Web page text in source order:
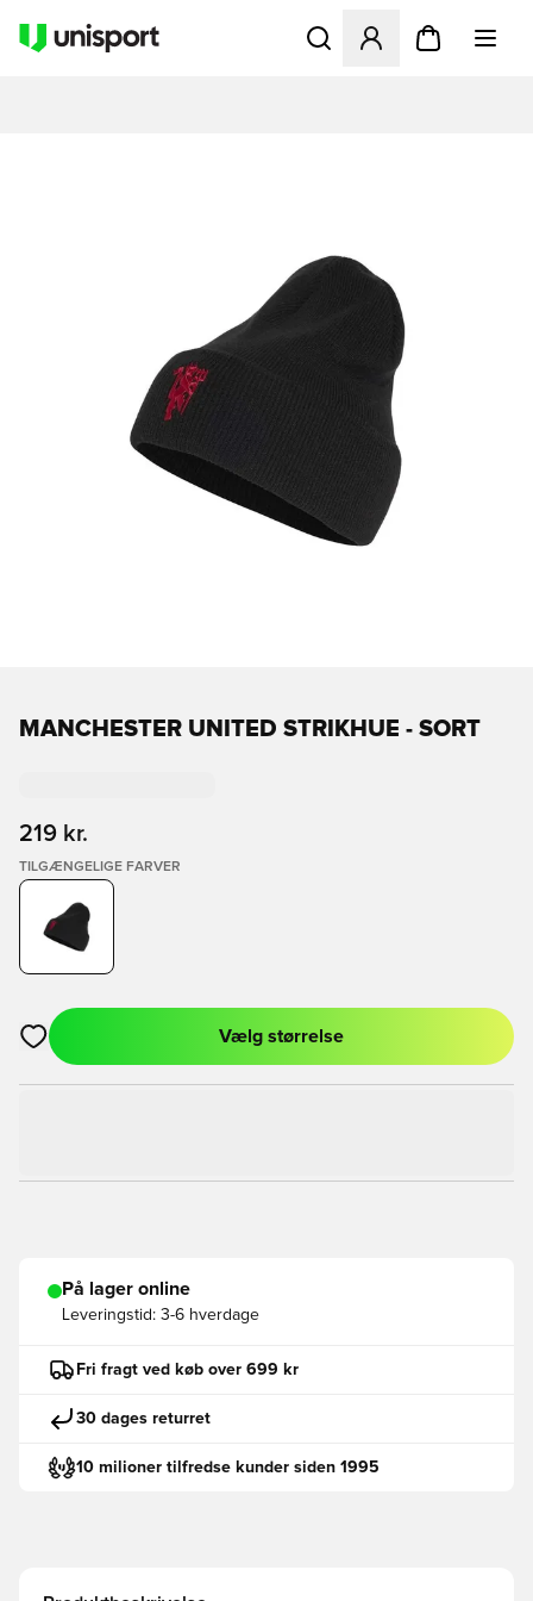
Åbner en Modal til at
MANCHESTER UNITED STRIKHUE - SORT
219 kr.
TILGÆNGELIGE FARVER
Åbner en Modal til at logge ind eller tilmelde dig som medlem
Vælg størrelse
På lager online
Leveringstid: 3-6 hverdage
Fri fragt ved køb over 699 kr
30 dages returret
10 milioner tilfredse kunder siden 1995